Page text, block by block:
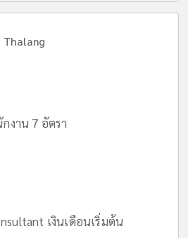
Thalang
งาน 7 อัตรา
เงินเดือนเริ่มต้น